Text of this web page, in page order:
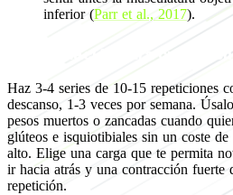
inferior (Parr et al., 2017).
Programación para
Haz 3-4 series de 10-15 repeticiones
descanso, 1-3 veces por semana.
pesos muertos o zancadas cuando
glúteos e isquiotibiales sin un coste de
alto. Elige una carga que te permita
ir hacia atrás y una contracción fuerte
repetición.